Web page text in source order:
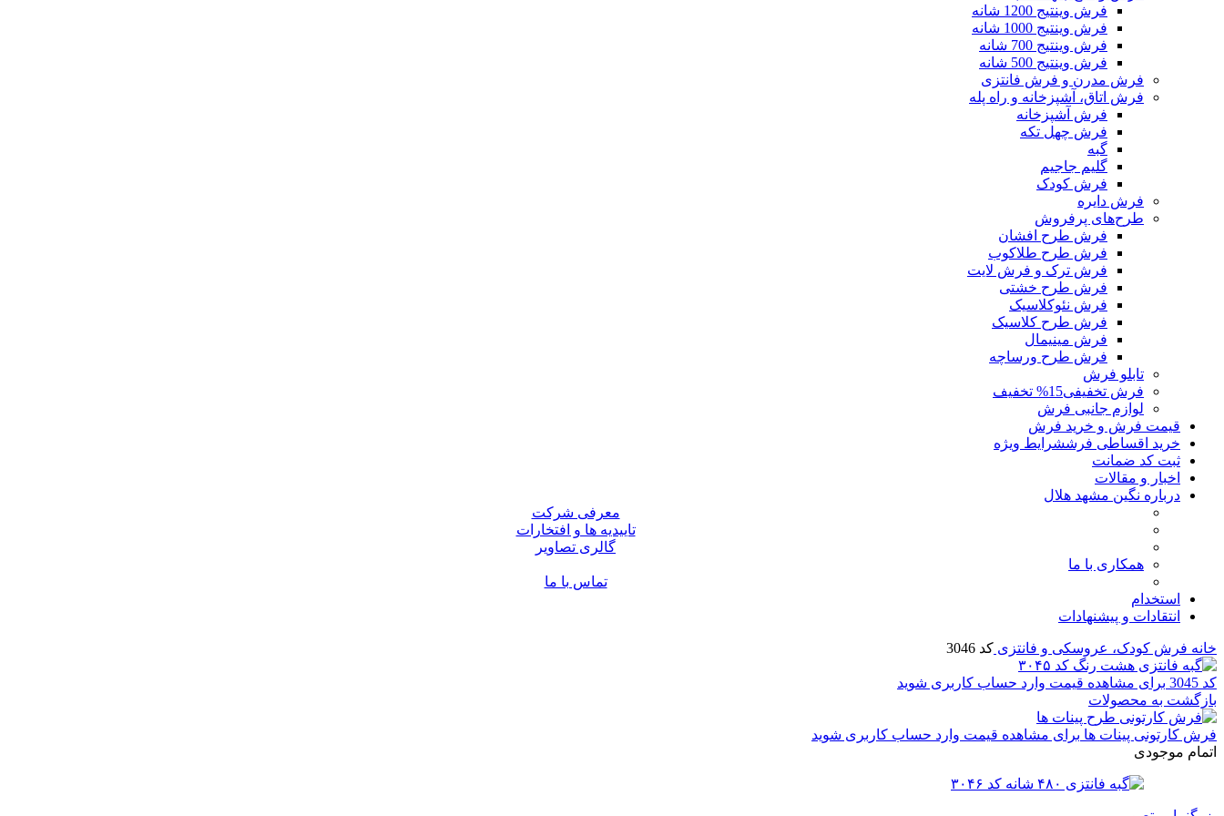
فرش وینتیج 1200 شانه
فرش وینتیج 1000 شانه
فرش وینتیج 700 شانه
فرش وینتیج 500 شانه
فرش مدرن و فرش فانتزی
فرش اتاق، آشپزخانه و راه پله
فرش آشپزخانه
فرش چهل تکه
گبه
گلیم جاجیم
فرش کودک
فرش دایره
طرح‌های پرفروش
فرش طرح افشان
فرش طرح طلاکوب
فرش ترک و فرش لایت
فرش طرح خشتی
فرش نئوکلاسیک
فرش طرح کلاسیک
فرش مینیمال
فرش طرح ورساچه
تابلو فرش
فرش تخفیفی15% تخفیف
لوازم جانبی فرش
قیمت فرش و خرید فرش
خرید اقساطی فرششرایط ویژه
ثبت کد ضمانت
اخبار و مقالات
درباره نگین مشهد هلال
معرفی شرکت
تاییدیه ها و افتخارات
گالری تصاویر
همکاری با ما
تماس با ما
استخدام
انتقادات و پیشنهادات
خانه فرش کودک، عروسکی و فانتزی کد 3046
کد 3045
برای مشاهده قیمت وارد حساب کاربری شوید
بازگشت به محصولات
فرش کارتونی پینات ها برای مشاهده قیمت وارد حساب کاربری شوید
اتمام موجودی